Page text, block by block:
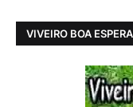
VIVEIRO BOA